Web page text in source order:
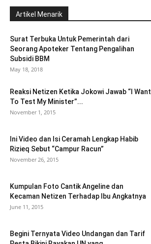
Artikel Menarik
Surat Terbuka Untuk Pemerintah dari
Seorang Apoteker Tentang Pengalihan
Subsidi BBM
May 18, 2018
Reaksi Netizen Ketika Jokowi Jawab “I Want
To Test My Minister”...
November 1, 2015
Ini Video dan Isi Ceramah Lengkap Habib
Rizieq Sebut “Campur Racun”
November 26, 2015
Kumpulan Foto Cantik Angeline dan
Kecaman Netizen Terhadap Ibu Angkatnya
June 11, 2015
Begini Ternyata Video Undangan dan Tarif